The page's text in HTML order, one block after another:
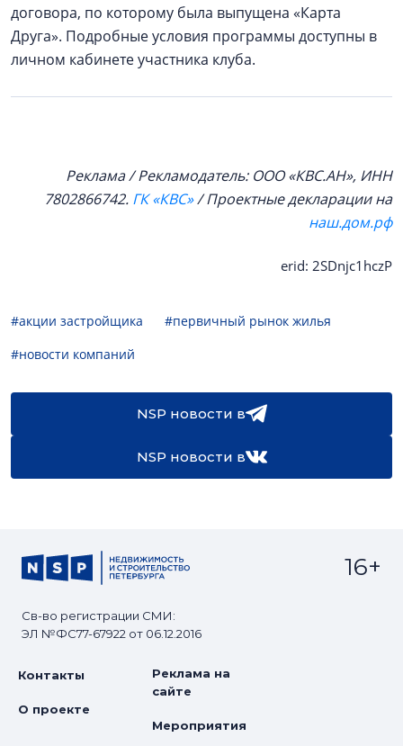
договора, по которому была выпущена «Карта
Друга». Подробные условия программы доступны в
личном кабинете участника клуба.
Реклама / Рекламодатель: ООО «КВС.АН», ИНН
7802866742. ГК «КВС»/ Проектные декларации на
наш.дом.рф
erid: 2SDnjc1hczP
#акции застройщика
#первичный рынок жилья
#новости компаний
NSP новости в
NSP новости в
Св-во регистрации СМИ:
ЭЛ №ФС77-67922 от 06.12.2016
16+
Контакты
О проекте
Реклама на
сайте
Мероприятия